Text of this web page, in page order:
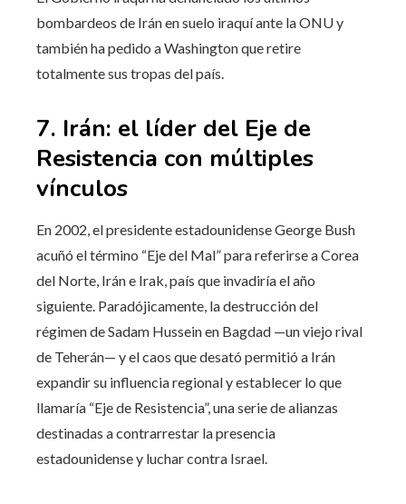
bombardeos de Irán en suelo iraquí ante la ONU y
también ha pedido a Washington que retire
totalmente sus tropas del país.
7. Irán: el líder del Eje de
Resistencia con múltiples
vínculos
En 2002, el presidente estadounidense George Bush
acuñó el término “Eje del Mal” para referirse a Corea
del Norte, Irán e Irak, país que invadiría el año
siguiente. Paradójicamente, la destrucción del
régimen de Sadam Hussein en Bagdad —un viejo rival
de Teherán— y el caos que desató permitió a Irán
expandir su influencia regional y establecer lo que
llamaría “Eje de Resistencia”, una serie de alianzas
destinadas a contrarrestar la presencia
estadounidense y luchar contra Israel.